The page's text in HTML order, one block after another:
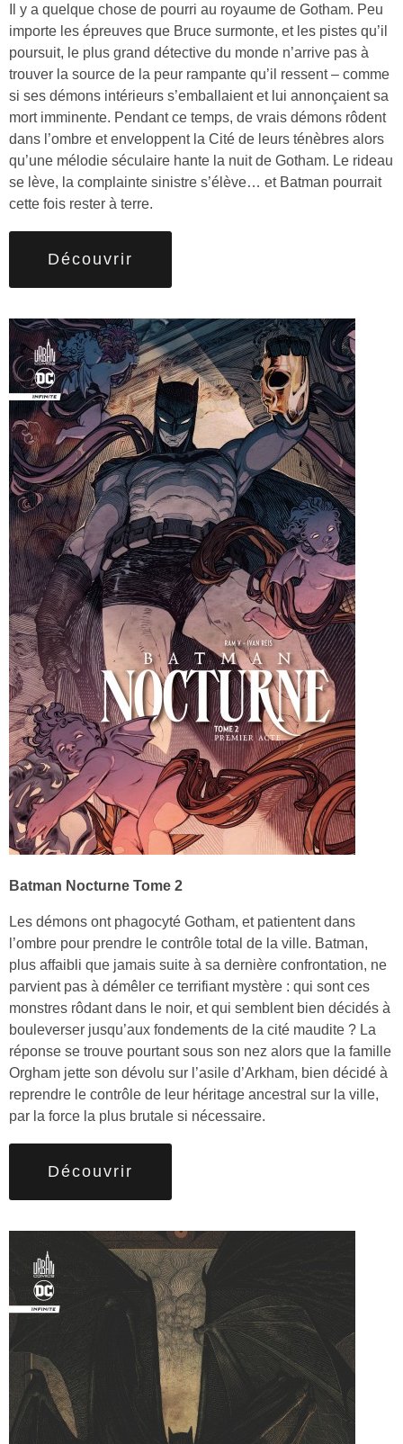
Il y a quelque chose de pourri au royaume de Gotham. Peu
importe les épreuves que Bruce surmonte, et les pistes qu’il
poursuit, le plus grand détective du monde n’arrive pas à
trouver la source de la peur rampante qu’il ressent – comme
si ses démons intérieurs s’emballaient et lui annonçaient sa
mort imminente. Pendant ce temps, de vrais démons rôdent
dans l’ombre et enveloppent la Cité de leurs ténèbres alors
qu’une mélodie séculaire hante la nuit de Gotham. Le rideau
se lève, la complainte sinistre s’élève… et Batman pourrait
cette fois rester à terre.
Découvrir
Batman Nocturne Tome 2
Les démons ont phagocyté Gotham, et patientent dans
l’ombre pour prendre le contrôle total de la ville. Batman,
plus affaibli que jamais suite à sa dernière confrontation, ne
parvient pas à démêler ce terrifiant mystère : qui sont ces
monstres rôdant dans le noir, et qui semblent bien décidés à
bouleverser jusqu’aux fondements de la cité maudite ? La
réponse se trouve pourtant sous son nez alors que la famille
Orgham jette son dévolu sur l’asile d’Arkham, bien décidé à
reprendre le contrôle de leur héritage ancestral sur la ville,
par la force la plus brutale si nécessaire.
Découvrir